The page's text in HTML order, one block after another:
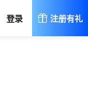
登录 注册有礼